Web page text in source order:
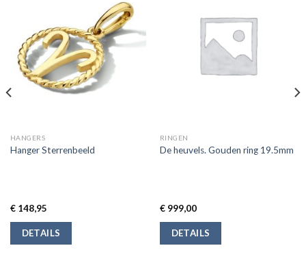
HANGERS
Hanger Sterrenbeeld
€148,95
DETAILS
RINGEN
De heuvels. Gouden ring 19.5mm
€999,00
DETAILS